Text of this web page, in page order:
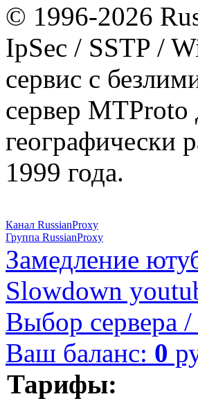
© 1996-2026
IpSec / SSTP /
сервис с
сервер MTProto
географически
1999 года.
Канал RussianProxy
Группа RussianProxy
Замедление
Slowdown
Выбор сервера /
Ваш баланс: 0
Тарифы: